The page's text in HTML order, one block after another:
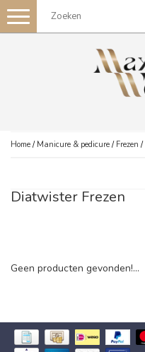
Toggle
navigation
Home / Manicure & pedicure / Frezen /
Diatwister Frezen
Geen producten gevonden!...